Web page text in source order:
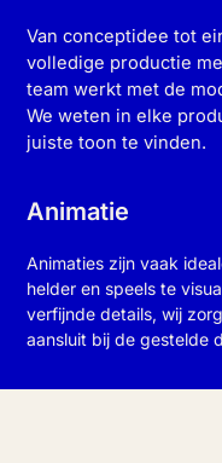
Van conceptidee tot
volledige productie
team werkt met de
We weten in elke
juiste toon te vinden.
Animatie
Animaties zijn vaak
helder en speels te
verfijnde details, wij
aansluit bij de gestelde